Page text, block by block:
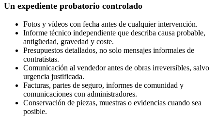
Un expediente probatorio controlado
Fotos y vídeos con fecha antes de cualquier intervención.
Informe técnico independiente que describa causa probable,
antigüedad, gravedad y coste.
Presupuestos detallados, no solo mensajes informales de
contratistas.
Comunicación al vendedor antes de obras irreversibles, salvo
urgencia justificada.
Facturas, partes de seguro, informes de comunidad y
comunicaciones con administradores.
Conservación de piezas, muestras o evidencias cuando sea
posible.